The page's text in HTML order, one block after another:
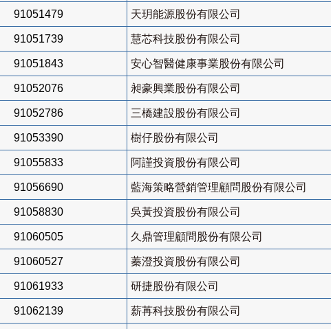
91051479 天玥能源股份有限公司
91051739 慧芯科技股份有限公司
91051843 安心智醫健康事業股份有限公司
91052076 昶豪興業股份有限公司
91052786 三橋建設股份有限公司
91053390 樹仔股份有限公司
91055833 阿謹投資股份有限公司
91056690 藍海策略營銷管理顧問股份有限公司
91058830 吳黃投資股份有限公司
91060505 久鼎管理顧問股份有限公司
91060527 蓁澄投資股份有限公司
91061933 研捷股份有限公司
91062139 薪苒科技股份有限公司